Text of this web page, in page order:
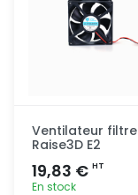
Ventilateur filtre
Raise3D E2
19,83 € HT
En stock